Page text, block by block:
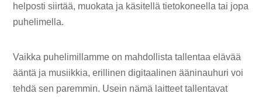
helposti siirtää, muokata ja käsitellä tietokoneella tai jopa
puhelimella.
Vaikka puhelimillamme on mahdollista tallentaa elävää
ääntä ja musiikkia, erillinen digitaalinen ääninauhuri voi
tehdä sen paremmin. Usein nämä laitteet tallentavat